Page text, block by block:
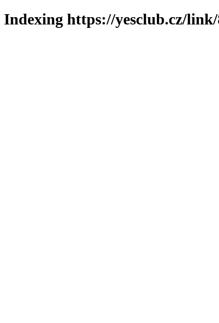
Indexing https://yesclub.cz/link/